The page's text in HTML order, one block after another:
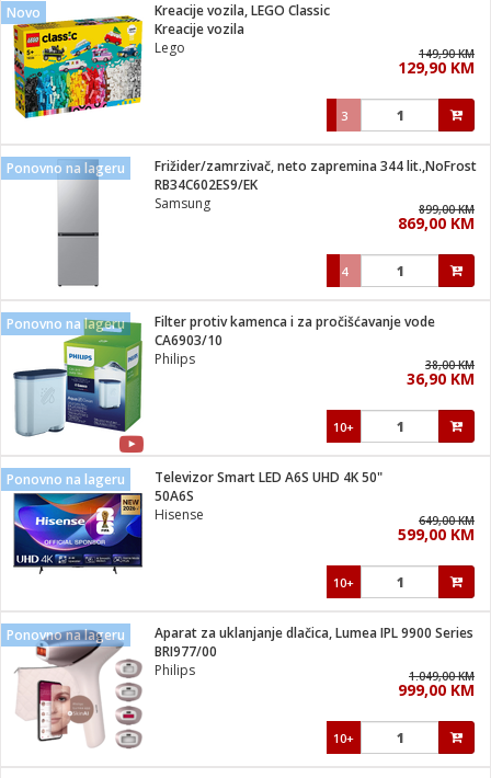
Novo
Kreacije vozila, LEGO Classic
Kreacije vozila
Lego
149,90 KM
129,90 KM
3
Ponovno na lageru
Frižider/zamrzivač, neto zapremina 344 lit.,NoFrost
RB34C602ES9/EK
Samsung
899,00 KM
869,00 KM
4
Ponovno na lageru
Filter protiv kamenca i za pročišćavanje vode
CA6903/10
Philips
38,00 KM
36,90 KM
10+
Ponovno na lageru
Televizor Smart LED A6S UHD 4K 50"
50A6S
Hisense
649,00 KM
599,00 KM
10+
Ponovno na lageru
Aparat za uklanjanje dlačica, Lumea IPL 9900 Series
BRI977/00
Philips
1.049,00 KM
999,00 KM
10+